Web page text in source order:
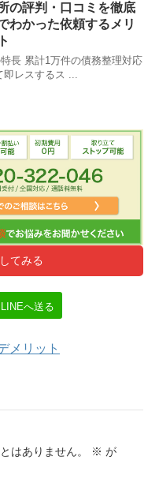
の評判・口コミを徹底
かった依頼するメリ
長 累計1万件の債務整理対応
即レスするス ...
てみる
LINEへ送る
メリット
はありません。 ※ が